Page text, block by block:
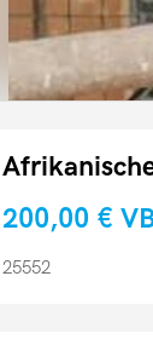
200,00 €
25552